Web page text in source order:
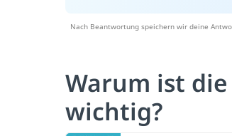
Nach Beantwortung speichern wir deine
Warum ist
wichtig?